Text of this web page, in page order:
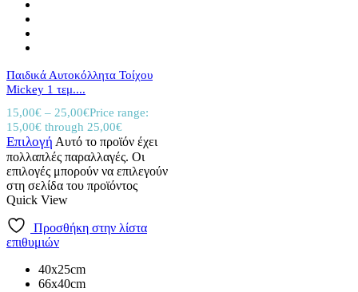
Παιδικά Αυτοκόλλητα Τοίχου
Mickey 1 τεμ....
15,00€ – 25,00€Price range:
15,00€ through 25,00€
Επιλογή Αυτό το προϊόν έχει
πολλαπλές παραλλαγές. Οι
επιλογές μπορούν να επιλεγούν
στη σελίδα του προϊόντος
Quick View
Προσθήκη στην λίστα
επιθυμιών
40x25cm
66x40cm